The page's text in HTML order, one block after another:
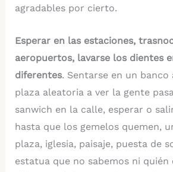
agradables por cierto.
Esperar en las estaciones,
aeropuertos, lavarse los dientes
diferentes. Sentarse en un
plaza aleatoria a ver la gente
sanwich en la calle, esperar o
hasta que los gemelos quemen,
plaza, iglesia, paisaje, puesta de
estatua que no sabemos ni quién